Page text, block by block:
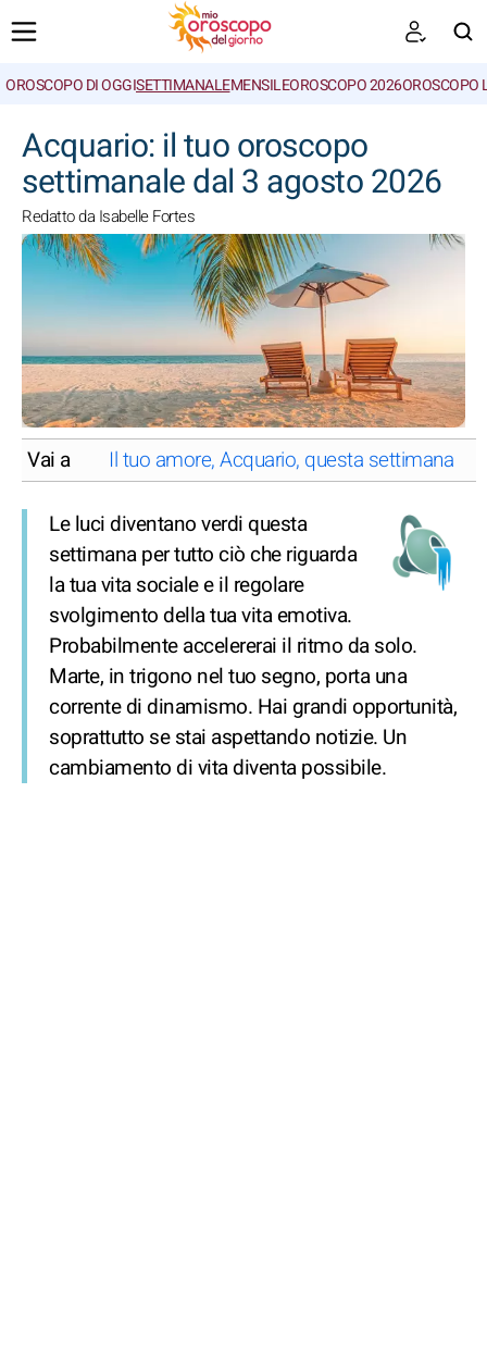
OROSCOPO DI OGGISETTIMANALEMENSILEOROSCOPO 2026OROSCOPO
Acquario: il tuo oroscopo
settimanale dal 3 agosto 2026
Redatto da Isabelle Fortes
Vai a Il tuo amore, Acquario, questa settimana
Le luci diventano verdi questa
settimana per tutto ciò che riguarda
la tua vita sociale e il regolare
svolgimento della tua vita emotiva.
Probabilmente accelererai il ritmo da solo.
Marte, in trigono nel tuo segno, porta una
corrente di dinamismo. Hai grandi opportunità,
soprattutto se stai aspettando notizie. Un
cambiamento di vita diventa possibile.